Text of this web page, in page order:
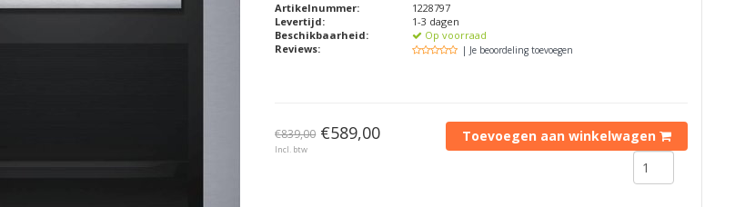
Artikelnummer:
1228797
Levertijd:
1-3 dagen
Beschikbaarheid:
Op voorraad
Reviews:
| Je beoordeling toevoegen
€839,00 €589,00
Incl. btw
Toevoegen aan winkelwagen